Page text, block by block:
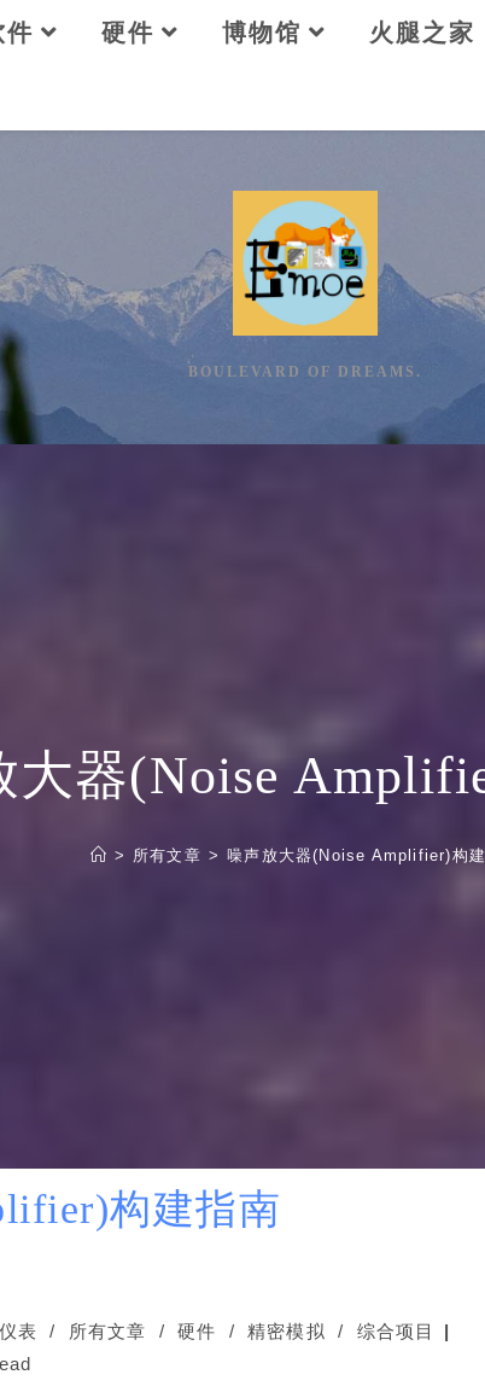
件 硬件 博物馆 火腿之家
BOULEVARD OF DREAMS.
大器(Noise
> 所有文章 > 噪声放大器(Noise Amplifier)构
构建指南
表 / 所有文章 / 硬件 / 精密模拟 /
综合项目